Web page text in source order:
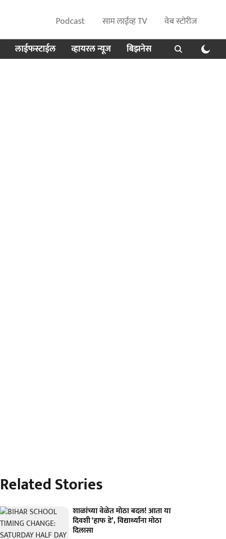
Podcast साम लाईव्ह TV
वेब स्टोरीज
लाईफस्टाईल व्हायरल न्यूज बिझनेस
Related Stories
शाळांच्या वेळेत मोठा बदल! आता या
दिवशी ‘हाफ डे’, विद्यार्थ्यांना मोठा
दिलासा